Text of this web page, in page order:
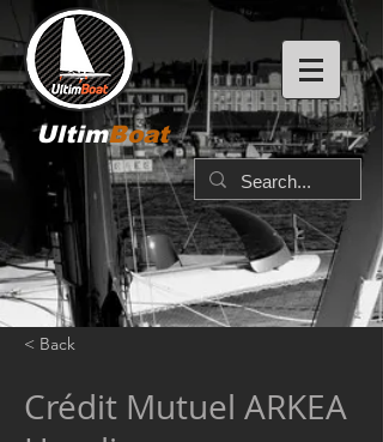
UltimBoat
< Back
Crédit Mutuel ARKEA